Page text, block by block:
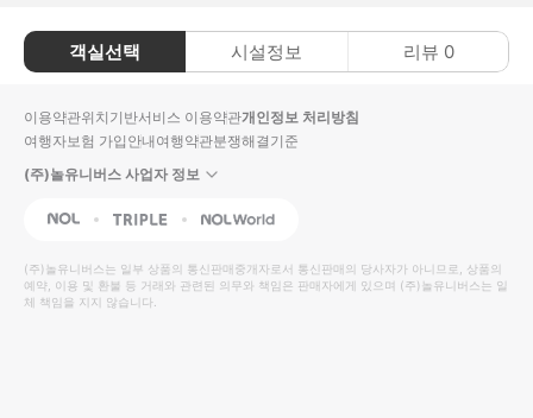
객실선택 시설정보 리뷰 0
이용약관위치기반서비스 이용약관개인정보 처리방침
여행자보험 가입안내여행약관분쟁해결기준
(주)놀유니버스 사업자 정보
NOL Triple Interpark Global
(주)놀유니버스는 일부 상품의 통신판매중개자로서 통신판매의 당사자가 아니므로, 상품의
예약, 이용 및 환불 등 거래와 관련된 의무와 책임은 판매자에게 있으며 (주)놀유니버스는 일
체 책임을 지지 않습니다.